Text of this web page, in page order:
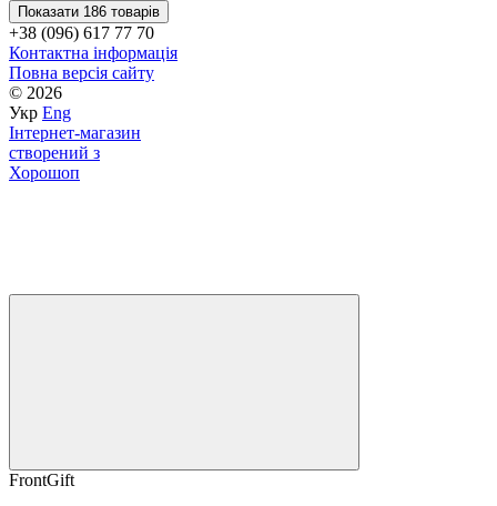
Показати 186 товарів
+38 (096) 617 77 70
Контактна інформація
Повна версія сайту
© 2026
Укр Eng
Інтернет-магазин
створений з
Хорошоп
FrontGift